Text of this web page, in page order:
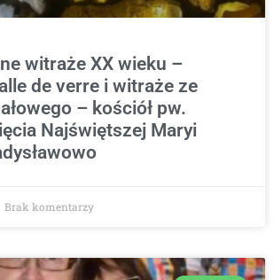
witraże XX wieku –
de verre i witraże ze
– kościół pw.
Najświętszej Maryi
Brak komentarzy